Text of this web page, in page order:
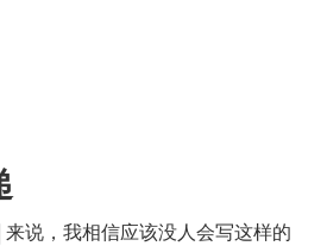
来说，我相信应该没人会写这样的